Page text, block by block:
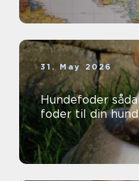
31. May 2026
Hundefoder sådan vælger du det rigtige
foder til din hund